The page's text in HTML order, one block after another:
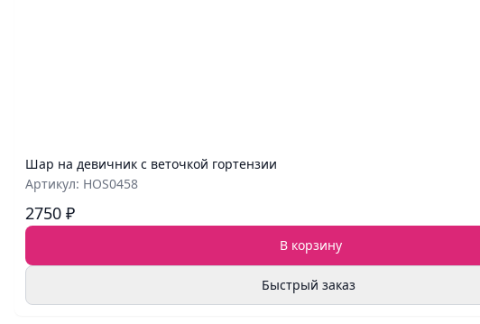
Шар на девичник с веточкой гортензии
Артикул: HOS0458
2750 ₽
В корзину
Быстрый заказ